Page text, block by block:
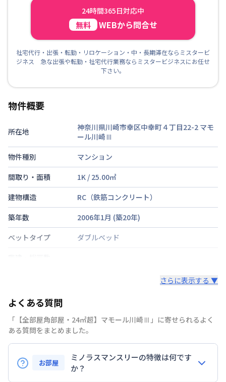
24時間365日対応中
無料 WEBから問合せ
社宅代行・出張・転勤・リロケーション・中・長期滞在ならミスタービ
ジネス 急な出張や転勤・社宅代行業務ならミスタービジネスにお任せ
下さい。
物件概要
所在地 神奈川県川崎市幸区中幸町４丁目22-2 マモ
ール川崎Ⅲ
物件種別
マンション
間取り・面積
1K / 25.00㎡
建物構造
RC（鉄筋コンクリート）
築年数
2006年1月 (築20年)
ベットタイプ
ダブルベッド
部屋の向き
禁煙・喫煙
交通
京浜急行電鉄本線京急川崎駅徒歩10
さらに表示する ▼
よくある質問
「【全部屋角部屋・24㎡超】マモール川崎Ⅲ」に寄せられるよく
ある質問をまとめました。
お部屋
ミノラスマンスリーの特徴は何です
か？